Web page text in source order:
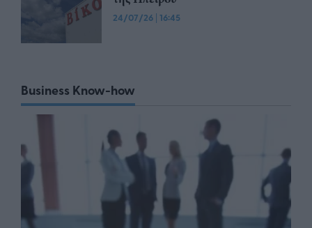
24/07/26 | 16:45
Business Know-how